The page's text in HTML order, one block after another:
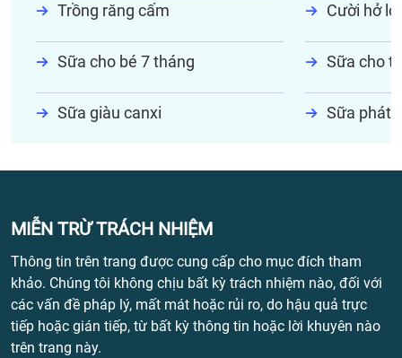
Trồng răng cấm Cười hở lợi
Sữa cho bé 7 tháng Sữa cho
Sữa giàu canxi Sữa phát
MIỄN TRỪ TRÁCH NHIỆM
Thông tin trên trang được cung cấp cho mục đích tham
khảo. Chúng tôi không chịu bất kỳ trách nhiệm nào, đối với
các vấn đề pháp lý, mất mát hoặc rủi ro, do hậu quả trực
tiếp hoặc gián tiếp, từ bất kỳ thông tin hoặc lời khuyên nào
trên trang này.